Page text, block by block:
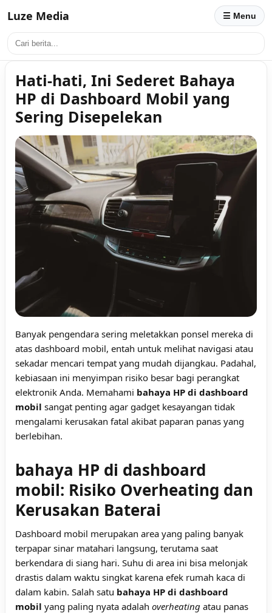
Luze Media ☰ Menu
Hati-hati, Ini Sederet Bahaya
HP di Dashboard Mobil yang
Sering Disepelekan
Banyak pengendara sering meletakkan ponsel mereka di
atas dashboard mobil, entah untuk melihat navigasi atau
sekadar mencari tempat yang mudah dijangkau. Padahal,
kebiasaan ini menyimpan risiko besar bagi perangkat
elektronik Anda. Memahami bahaya HP di dashboard
mobil sangat penting agar gadget kesayangan tidak
mengalami kerusakan fatal akibat paparan panas yang
berlebihan.
bahaya HP di dashboard
mobil: Risiko Overheating dan
Kerusakan Baterai
Dashboard mobil merupakan area yang paling banyak
terpapar sinar matahari langsung, terutama saat
berkendara di siang hari. Suhu di area ini bisa melonjak
drastis dalam waktu singkat karena efek rumah kaca di
dalam kabin. Salah satu bahaya HP di dashboard
mobil yang paling nyata adalah overheating atau panas